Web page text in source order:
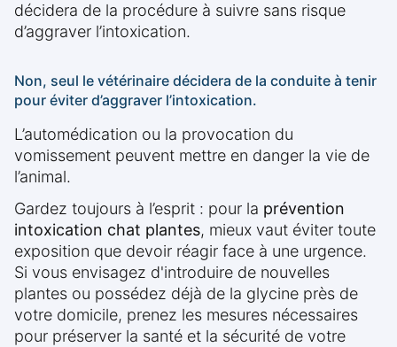
décidera de la procédure à suivre sans risque
d’aggraver l’intoxication.
Non, seul le vétérinaire décidera de la conduite à tenir
pour éviter d’aggraver l’intoxication.
L’automédication ou la provocation du
vomissement peuvent mettre en danger la vie de
l’animal.
Gardez toujours à l’esprit : pour la prévention
intoxication chat plantes, mieux vaut éviter toute
exposition que devoir réagir face à une urgence.
Si vous envisagez d'introduire de nouvelles
plantes ou possédez déjà de la glycine près de
votre domicile, prenez les mesures nécessaires
pour préserver la santé et la sécurité de votre